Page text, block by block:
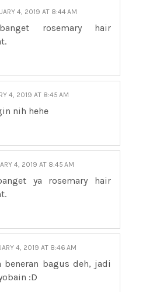
4, 2019 AT 8:44 AM
rosemary hair
4, 2019 AT 8:45 AM
nih hehe
4, 2019 AT 8:45 AM
ya rosemary hair
4, 2019 AT 8:46 AM
beneran bagus deh, jadi
:D